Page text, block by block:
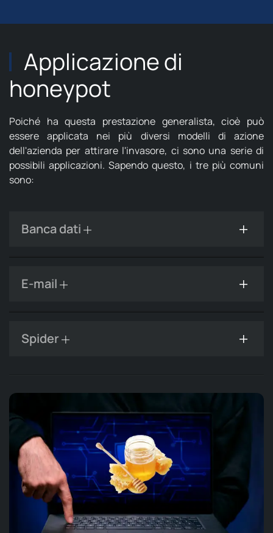
Applicazione di
honeypot
Poiché ha questa prestazione generalista, cioè può
essere applicata nei più diversi modelli di azione
dell'azienda per attirare l'invasore, ci sono una serie di
possibili applicazioni. Sapendo questo, i tre più comuni
sono:
Banca dati
E-mail
Spider